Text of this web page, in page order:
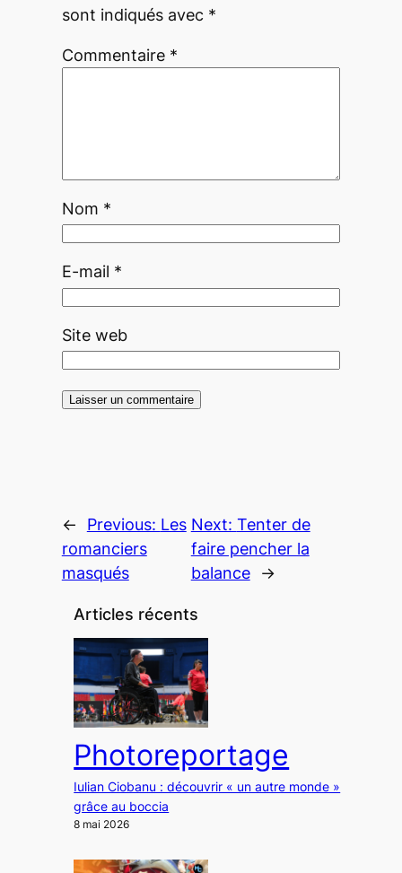
sont indiqués avec *
Commentaire *
Nom *
E-mail *
Site web
← Previous: Les
romanciers
masqués
Next: Tenter de
faire pencher la
balance
→
Articles récents
Photoreportage
Iulian Ciobanu : découvrir « un autre monde »
grâce au boccia
8 mai 2026